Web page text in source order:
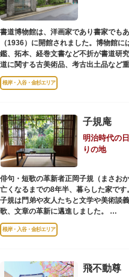
書道博物館は、洋画家であり書家でも
（1936）に開館されました。博物館
鑑、拓本、経巻文書など不折が書道研
道に関する古美術品、考古出土品など
む約16000点が収蔵されています。
根岸・入谷・金杉エリア
子規庵
明治時代の
りの地
俳句・短歌の革新者正岡子規（まさお
亡くなるまでの8年半、暮らした家です。
子規は門弟や友人たちと文学や美術談
歌、文章の革新に邁進しました。
故郷松山より母と妹を呼び寄せ、結核
精力的に文学作品を創作し続けた場所
ま再建され、現在の庵は東京都指定史
根岸・入谷・金杉エリア
飛不動尊